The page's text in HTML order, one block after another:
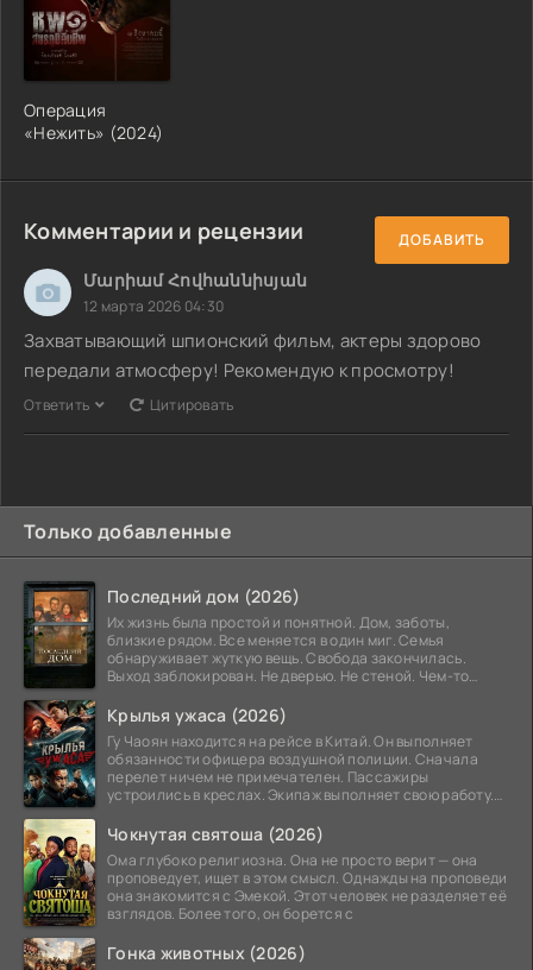
Операция
«Нежить» (2024)
Комментарии и рецензии ДОБАВИТЬ
Մարիամ Հովհաննիսյան
12 марта 2026 04:30
Захватывающий шпионский фильм, актеры здорово
передали атмосферу! Рекомендую к просмотру!
Ответить Цитировать
Только добавленные
Последний дом (2026)
Их жизнь была простой и понятной. Дом, заботы,
близкие рядом. Все меняется в один миг. Семья
обнаруживает жуткую вещь. Свобода закончилась.
Выход заблокирован. Не дверью. Не стеной. Чем-то
Крылья ужаса (2026)
Гу Чаоян находится на рейсе в Китай. Он выполняет
обязанности офицера воздушной полиции. Сначала
перелет ничем не примечателен. Пассажиры
устроились в креслах. Экипаж выполняет свою работу.
Чокнутая святоша (2026)
Ома глубоко религиозна. Она не просто верит — она
проповедует, ищет в этом смысл. Однажды на проповеди
она знакомится с Эмекой. Этот человек не разделяет её
взглядов. Более того, он борется с
Гонка животных (2026)